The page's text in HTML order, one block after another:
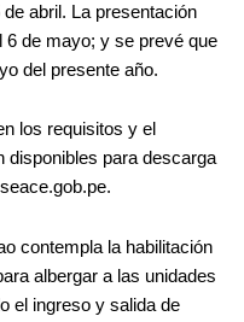
abril. La presentación
6 de mayo; y se prevé que
del presente año.
los requisitos y el
disponibles para descarga
.
contempla la habilitación
albergar a las unidades
el ingreso y salida de